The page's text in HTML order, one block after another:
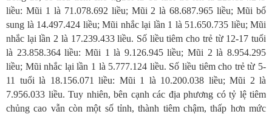
liều: Mũi 1 là 71.078.692 liều; Mũi 2 là 68.687.965 liều; Mũi bổ
sung là 14.497.424 liều; Mũi nhắc lại lần 1 là 51.650.735 liều; Mũi
nhắc lại lần 2 là 17.239.433 liều. Số liều tiêm cho trẻ từ 12-17 tuổi
là 23.858.364 liều: Mũi 1 là 9.126.945 liều; Mũi 2 là 8.954.295
liều; Mũi nhắc lại lần 1 là 5.777.124 liều. Số liều tiêm cho trẻ từ 5-
11 tuổi là 18.156.071 liều: Mũi 1 là 10.200.038 liều; Mũi 2 là
7.956.033 liều. Tuy nhiên, bên cạnh các địa phương có tỷ lệ tiêm
chủng cao vẫn còn một số tỉnh, thành tiêm chậm, thấp hơn mức